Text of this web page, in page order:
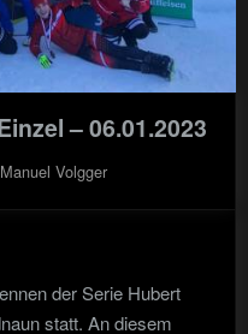
– 06.01.2023
By
Manuel Volgger
der Serie Hubert
statt. An diesem